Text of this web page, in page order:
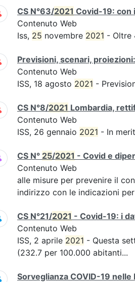
CS N°63/2021 Covid-19: con
Contenuto Web
Iss, 25 novembre 2021 - Oltre
Previsioni, scenari,
Contenuto Web
ISS, 18 agosto 2021 -
CS N°8/2021 Lombardia,
Contenuto Web
ISS, 26 gennaio 2021 - In
CS N° 25/2021 - Covid e
Contenuto Web
alle misure per prevenire il
indirizzo con le indicazioni per
CS N°21/2021 - Covid-19: i
Contenuto Web
ISS, 2 aprile 2021 - Questa
(232.7 per 100.000 abitanti...
Sorveglianza COVID-19